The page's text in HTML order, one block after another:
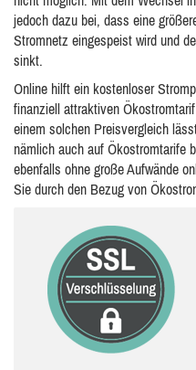
jedoch dazu bei, dass eine
Stromnetz eingespeist wird und
sinkt.
Online hilft ein kostenloser
finanziell attraktiven
einem solchen Preisvergleich
nämlich auch auf Ökostromtarife
ebenfalls ohne große Aufwände
Sie durch den Bezug von